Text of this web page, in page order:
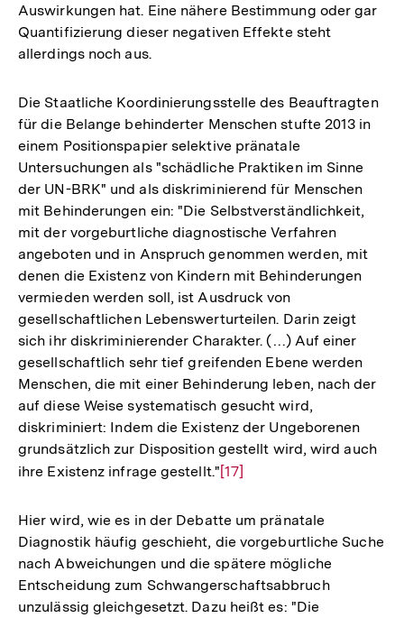
Auswirkungen hat. Eine nähere Bestimmung oder gar
Quantifizierung dieser negativen Effekte steht
allerdings noch aus.
Die Staatliche Koordinierungsstelle des Beauftragten
für die Belange behinderter Menschen stufte 2013 in
einem Positionspapier selektive pränatale
Untersuchungen als "schädliche Praktiken im Sinne
der UN-BRK" und als diskriminierend für Menschen
mit Behinderungen ein: "Die Selbstverständlichkeit,
mit der vorgeburtliche diagnostische Verfahren
angeboten und in Anspruch genommen werden, mit
denen die Existenz von Kindern mit Behinderungen
vermieden werden soll, ist Ausdruck von
gesellschaftlichen Lebenswerturteilen. Darin zeigt
sich ihr diskriminierender Charakter. (…) Auf einer
gesellschaftlich sehr tief greifenden Ebene werden
Menschen, die mit einer Behinderung leben, nach der
auf diese Weise systematisch gesucht wird,
diskriminiert: Indem die Existenz der Ungeborenen
grundsätzlich zur Disposition gestellt wird, wird auch
ihre Existenz infrage gestellt."Zur
der
Fußnote
[17]
Hier wird, wie es in der Debatte um pränatale
Diagnostik häufig geschieht, die vorgeburtliche Suche
nach Abweichungen und die spätere mögliche
Entscheidung zum Schwangerschaftsabbruch
unzulässig gleichgesetzt. Dazu heißt es: "Die